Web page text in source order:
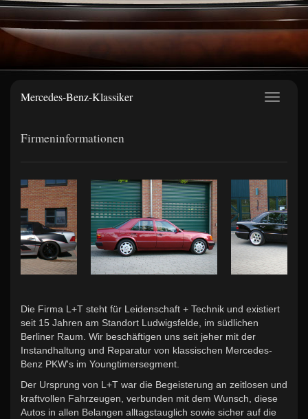
Mercedes-Benz-Klassiker
Firmeninformationen
Die Firma L+T steht für Leidenschaft + Technik und existiert
seit 15 Jahren am Standort Ludwigsfelde, im südlichen
Berliner Raum. Wir beschäftigen uns seit jeher mit der
Instandhaltung und Reparatur von klassischen Mercedes-
Benz PKW's im Youngtimersegment.
Der Ursprung von L+T war die Begeisterung an zeitlosen und
kraftvollen Fahrzeugen, verbunden mit dem Wunsch, diese
Autos in allen Belangen alltagstauglich sowie sicher auf die